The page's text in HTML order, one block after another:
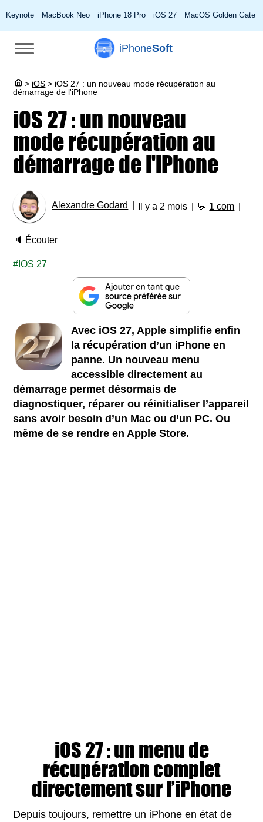
Keynote MacBook Neo iPhone 18 Pro iOS 27 MacOS Golden Gate
iPhoneSoft
> iOS > iOS 27 : un nouveau mode récupération au
démarrage de l'iPhone
iOS 27 : un nouveau
mode récupération au
démarrage de l'iPhone
Alexandre Godard Il y a 2 mois 💬 1 com
🔈 Écouter
IOS 27
Avec iOS 27, Apple simplifie enfin
la récupération d’un iPhone en
panne. Un nouveau menu
accessible directement au
démarrage permet désormais de
diagnostiquer, réparer ou réinitialiser l’appareil
sans avoir besoin d’un Mac ou d’un PC. Ou
même de se rendre en Apple Store.
iOS 27 : un menu de
récupération complet
directement sur l’iPhone
Depuis toujours, remettre un iPhone en état de